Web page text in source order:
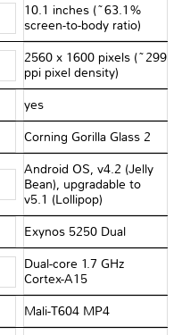
10.1 inches (~63.1%
screen-to-body ratio)
2560 x 1600 pixels (~299
ppi pixel density)
yes
Corning Gorilla Glass 2
Android OS, v4.2 (Jelly
Bean), upgradable to
v5.1 (Lollipop)
Exynos 5250 Dual
Dual-core 1.7 GHz
Cortex-A15
Mali-T604 MP4